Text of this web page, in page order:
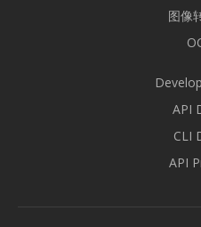
图像
API
CLI
API